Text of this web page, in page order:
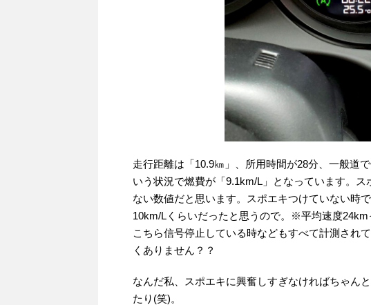
走行距離は「10.9㎞」、所用時間が28分、一般道
いう状況で燃費が「9.1km/L」となっています。
ない数値だと思います。スポエキつけていない時
10km/Lくらいだったと思うので。※平均速度24km
こちら信号停止している時などもすべて計測され
くありません？？
なんだ私、スポエキに興奮しすぎなければちゃん
たり(笑)。